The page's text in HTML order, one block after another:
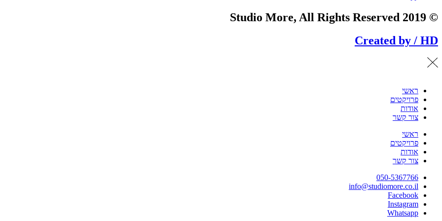
© 2019 Studio More, All Rights Reserved
Created by / HD
ראשי
פרויקטים
אודות
צור קשר
ראשי
פרויקטים
אודות
צור קשר
050-5367766
info@studiomore.co.il
Facebook
Instagram
Whatsapp